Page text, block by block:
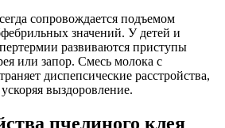
сопровождается подъемом
значений. У детей и
развиваются приступы
или запор. Смесь молока с
диспепсические расстройства,
выздоровление.
пчелиного клея